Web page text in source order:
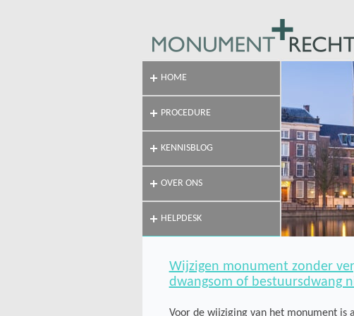
HOME
PROCEDURE
KENNISBLOG
OVER ONS
HELPDESK
Wijzigen monument zonder
dwangsom of bestuursdwang
Voor de wijziging van het monument is